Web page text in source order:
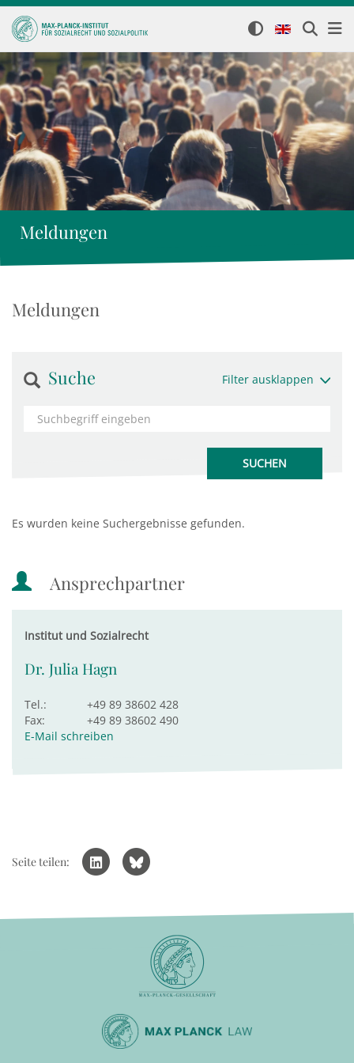
Meldungen
Meldungen
Suche Filter ausklappen
Es wurden keine Suchergebnisse gefunden.
Ansprechpartner
Institut und Sozialrecht
Dr. Julia Hagn
Tel.:
+49 89 38602 428
Fax:
+49 89 38602 490
E-Mail schreiben
Seite teilen: